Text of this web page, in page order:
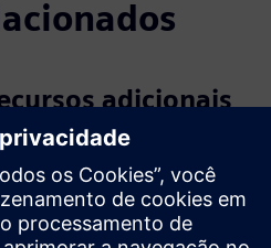
adicionais
X